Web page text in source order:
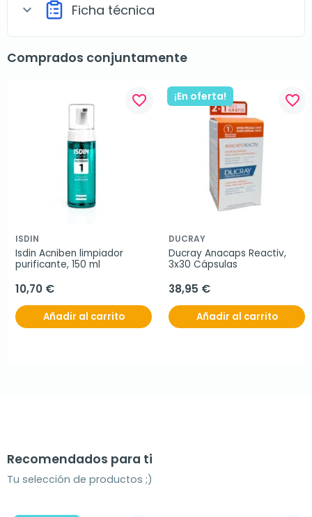
expand_more Ficha técnica
Comprados conjuntamente
favorite_border
ISDIN
Isdin Acniben limpiador
purificante, 150 ml
10,70 €
Añadir al carrito
¡En oferta! favorite_border
DUCRAY
Ducray Anacaps Reactiv,
3x30 Cápsulas
38,95 €
Añadir al carrito
Recomendados para ti
Tu selección de productos ;)